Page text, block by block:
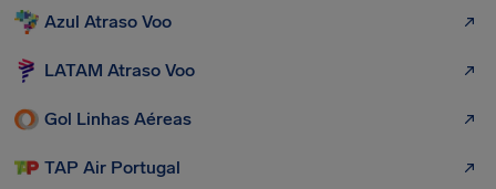
Azul Atraso Voo
LATAM Atraso Voo
Gol Linhas Aéreas
TAP Air Portugal